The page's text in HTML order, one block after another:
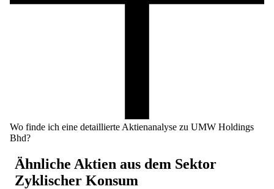
Wo finde ich eine detaillierte Aktienanalyse zu UMW Holdings
Bhd?
Ähnliche Aktien aus dem Sektor
Zyklischer Konsum